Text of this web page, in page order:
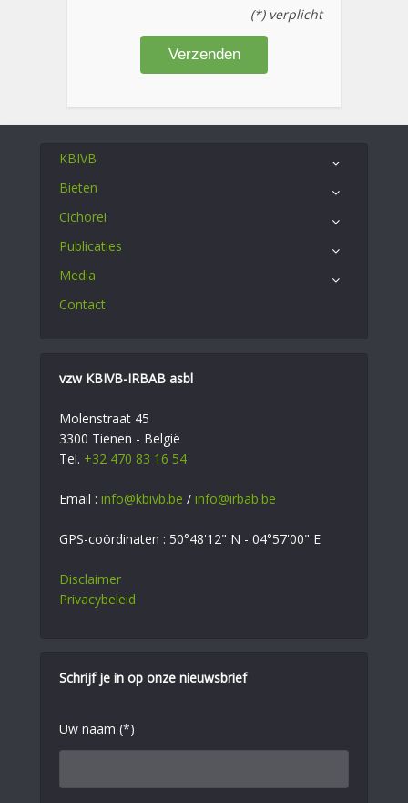
(*) verplicht
KBIVB
Bieten
Cichorei
Publicaties
Media
Contact
vzw KBIVB-IRBAB asbl
Molenstraat 45
3300 Tienen - België
Tel. +32 470 83 16 54
Email : info@kbivb.be / info@irbab.be
GPS-coördinaten : 50°48'12" N - 04°57'00" E
Disclaimer
Privacybeleid
Schrijf je in op onze nieuwsbrief
Uw naam (*)